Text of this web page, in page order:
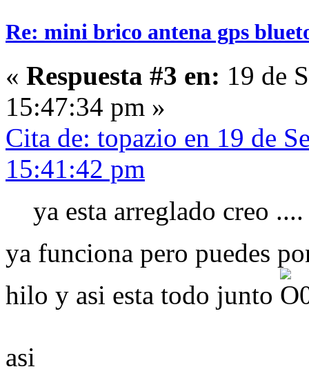
Re: mini brico antena gps
« Respuesta #3 en: 19 de
15:47:34 pm »
Cita de: topazio en 19 de
15:41:42 pm
ya esta arreglado creo ....
ya funciona pero puedes
hilo y asi esta todo junto
asi